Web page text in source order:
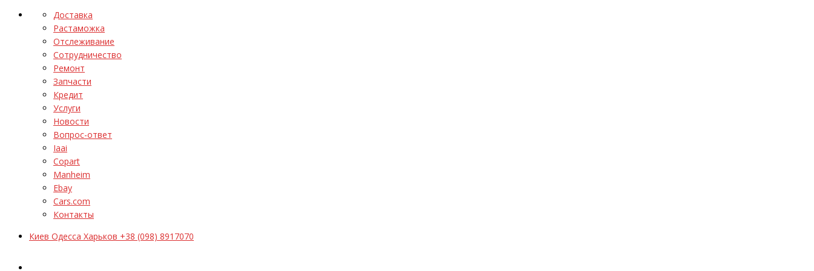
Доставка
Растаможка
Отслеживание
Сотрудничество
Ремонт
Запчасти
Кредит
Услуги
Новости
Вопрос-ответ
Iaai
Copart
Manheim
Ebay
Cars.com
Контакты
Киев Одесса Харьков +38 (098) 8917070